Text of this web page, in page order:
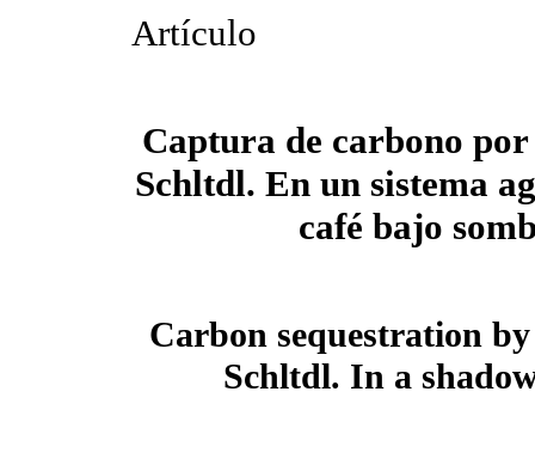
Artículo
Captura de carbono
Schltdl. En un sistema
café bajo
Carbon sequestration
Schltdl. In a